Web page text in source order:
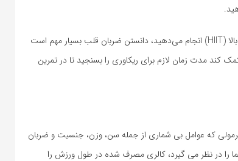
اگر تمرینات با شدت بالا یا تمرینات تناوبی با شدت بالا (HIIT) انجام می‌دهید، دانستن ضربان قلب بسیار مهم است
کند مدت زمان لازم برای ریکاوری را بسنجید تا در تمرین
که عوامل بی شماری از جمله سن، وزن، جنسیت و ضربان
در نظر می گیرد، کالری مصرف شده در طول ورزش را